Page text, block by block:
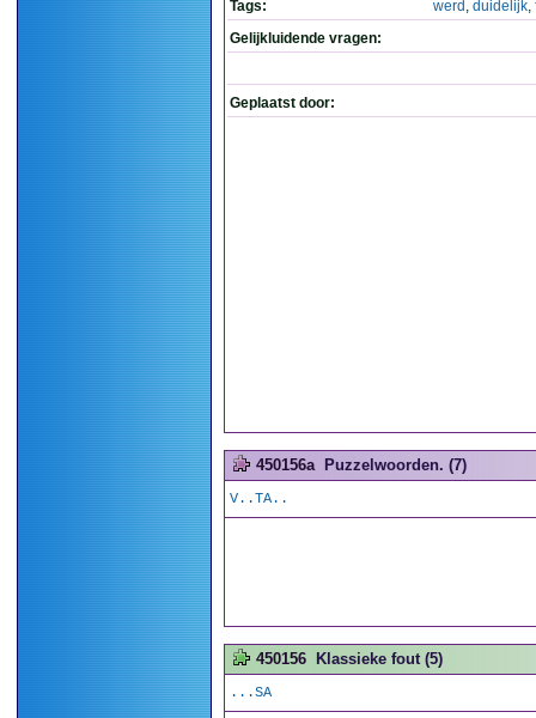
Tags:
werd , duidelijk,
Gelijkluidende vragen:
Geplaatst door:
450156a Puzzelwoorden. (7)
V..TA..
450156 Klassieke fout (5)
...SA